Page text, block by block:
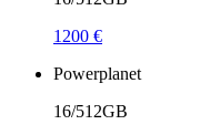
1200 €
Powerplanet
16/512GB